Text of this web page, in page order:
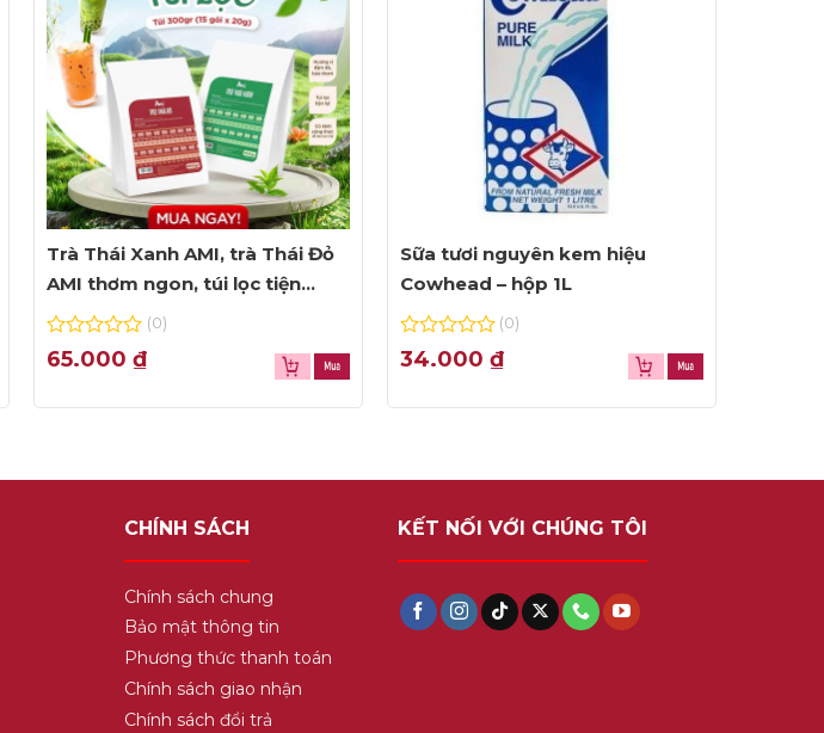
Trà Thái Xanh AMI, trà Thái Đỏ
AMI thơm ngon, túi lọc tiện
dụng
0
out
5
(0)
65.000 ₫
Sữa tươi nguyên kem hiệu
Cowhead – hộp 1L
0
out
5
(0)
34.000 ₫
CHÍNH SÁCH
Chính sách chung
Bảo mật thông tin
Phương thức thanh toán
Chính sách giao nhận
Chính sách đổi trả
KẾT NỐI VỚI CHÚNG TÔI